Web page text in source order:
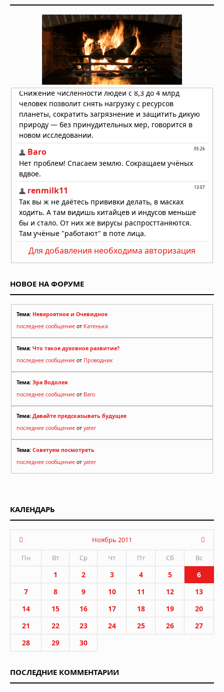
звёздные врата: загадки ледяного
континента
05.08.2026 в 07:54
Расшифрованный свиток рассказал
о последних часах Платона
05.08.2026 в 07:15
В Румынии нашли пещеру,
запечатанную 5,5 миллиона лет:
внутри оказался живой мир, никогда
не видевший солнца
05.08.2026 в 07:11
гробницы польского короля
Кто на самом деле построил
загадочные каменные города
Восточной Африки: история,
которую колониальная археология
пыталась стереть
04.08.2026 в 11:37
кто она на самом деле?
Для добавления необходима авторизация
НОВОЕ НА ФОРУМЕ
Тема: Невероятное и Очевидное
последнее сообщение от Катенька
Тема: Что такое духовное развитие?
последнее сообщение от Проводник
Тема: Эра Водолея
последнее сообщение от Baro
Тема: Давайте предсказывать будущее
последнее сообщение от yater
Тема: Советуем посмотреть
последнее сообщение от yater
КАЛЕНДАРЬ
Ноябрь 2011
Пн
Вт Ср Чт Пт Сб Вс
1 2 3 4 5
6
7
8 9 10 11 12
13
14
15 16 17 18 19
20
21
22 23 24 25 26
27
28
29 30
ПОСЛЕДНИЕ КОММЕНТАРИИ